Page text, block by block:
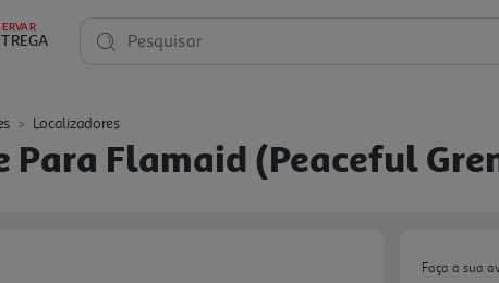
Pesquisar
Localizadores
Para Flamaid (peaceful
Faça a sua